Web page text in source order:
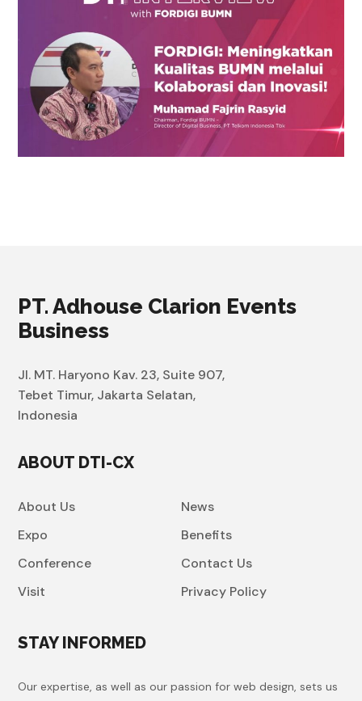
PT. Adhouse Clarion Events
Business
Jl. MT. Haryono Kav. 23, Suite 907,
Tebet Timur, Jakarta Selatan,
Indonesia
ABOUT DTI-CX
About Us
Expo
Conference
Visit
News
Benefits
Contact Us
Privacy Policy
STAY INFORMED
Our expertise, as well as our passion for web design, sets us